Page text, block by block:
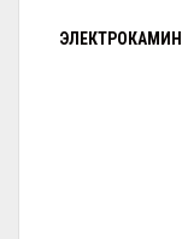
ЭЛЕКТРОКАМИН